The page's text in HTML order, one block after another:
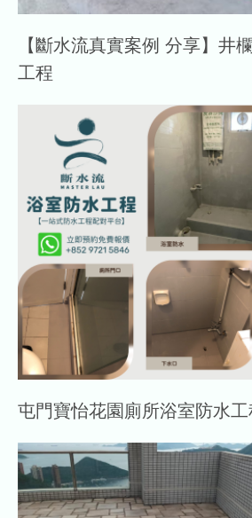
【斷水流真實案例 分享】井
工程
屯門寶怡花園廁所浴室防水工